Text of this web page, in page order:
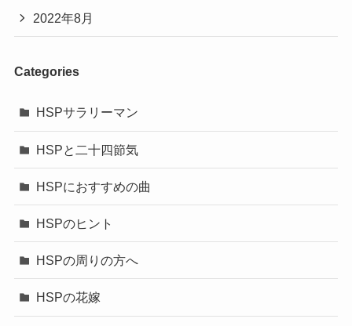
2022年8月
Categories
HSPサラリーマン
HSPと二十四節気
HSPにおすすめの曲
HSPのヒント
HSPの周りの方へ
HSPの花嫁